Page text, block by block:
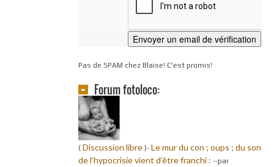
Pas de SPAM chez Blaise! C'est promis!
Forum fotoloco:
( Discussion libre )- Le mur du con ; oups ; du son
de l’hypocrisie vient d’être franchi : --par